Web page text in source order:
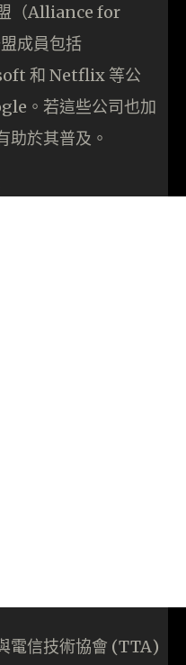
（Alliance for
成員包括
和 Netflix 等公
。若這些公司也加
於其普及。
電信技術協會 (TTA)